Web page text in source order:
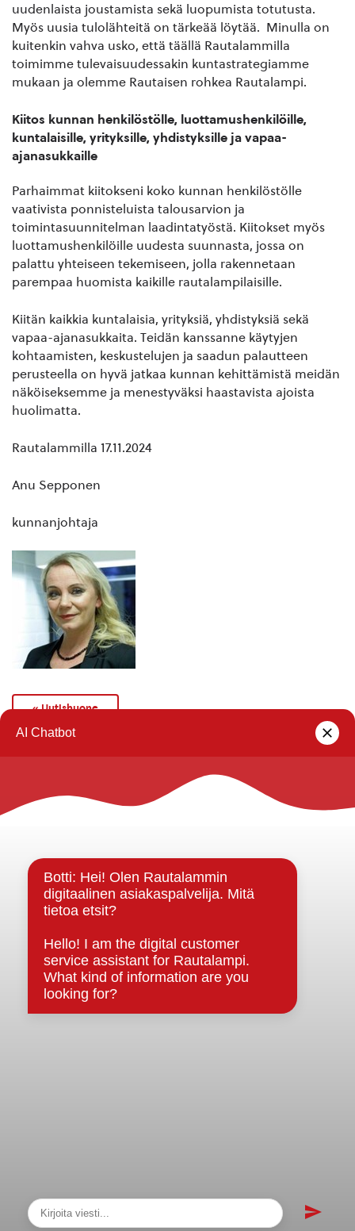
uudenlaista joustamista sekä luopumista totutusta.
Myös uusia tulolähteitä on tärkeää löytää. Minulla on
kuitenkin vahva usko, että täällä Rautalammilla
toimimme tulevaisuudessakin kuntastrategiamme
mukaan ja olemme Rautaisen rohkea Rautalampi.
Kiitos kunnan henkilöstölle, luottamushenkilöille,
kuntalaisille, yrityksille, yhdistyksille ja vapaa-
ajanasukkaille
Parhaimmat kiitokseni koko kunnan henkilöstölle
vaativista ponnisteluista talousarvion ja
toimintasuunnitelman laadintatyöstä. Kiitokset myös
luottamushenkilöille uudesta suunnasta, jossa on
palattu yhteiseen tekemiseen, jolla rakennetaan
parempaa huomista kaikille rautalampilaisille.
Kiitän kaikkia kuntalaisia, yrityksiä, yhdistyksiä sekä
vapaa-ajanasukkaita. Teidän kanssanne käytyjen
kohtaamisten, keskustelujen ja saadun palautteen
perusteella on hyvä jatkaa kunnan kehittämistä meidän
näköiseksemme ja menestyväksi haastavista ajoista
huolimatta.
Rautalammilla 17.11.2024
Anu Sepponen
kunnanjohtaja
« Uutishuone
Rautalammin kunta
Strategiat, ohjelmat, ohjeet, suunnitelmat, säännöt ja
sopimukset
Asiakirjajulkisuuskuvaus
Evästeet
Saavutettavuusseloste
Tietosuoja
Tietosuojaselosteet